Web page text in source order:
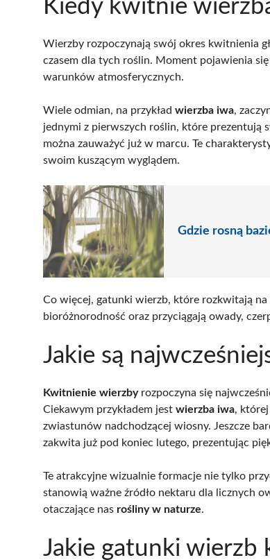
Kiedy kwitnie
Wierzby rozpoczynają swój okres kwitnienia
czasem dla tych roślin. Moment pojawienia
warunków atmosferycznych.
Wiele odmian, na przykład wierzba iwa,
jednymi z pierwszych roślin, które prezentują
można zauważyć już w marcu. Te
swoim kuszącym wyglądem.
Gdzie rosną
Co więcej, gatunki wierzb, które rozkwitają na
bioróżnorodność oraz przyciągają owady,
Jakie są
Kwitnienie wierzbyrozpoczyna się
Ciekawym przykładem jest wierzba iwa,
zwiastunów nadchodzącej wiosny. Jeszcze
zakwita już pod koniec lutego, prezentując
Te atrakcyjne wizualnie formacje nie tylko
stanowią ważne źródło nektaru dla licznych
otaczające nas rośliny w naturze.
Jakie gatunki wierzb